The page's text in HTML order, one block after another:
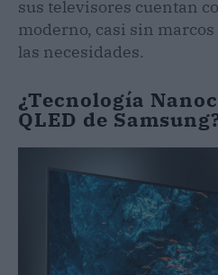
sus televisores cuentan
moderno, casi sin
las necesidades.
¿Tecnología
QLED de